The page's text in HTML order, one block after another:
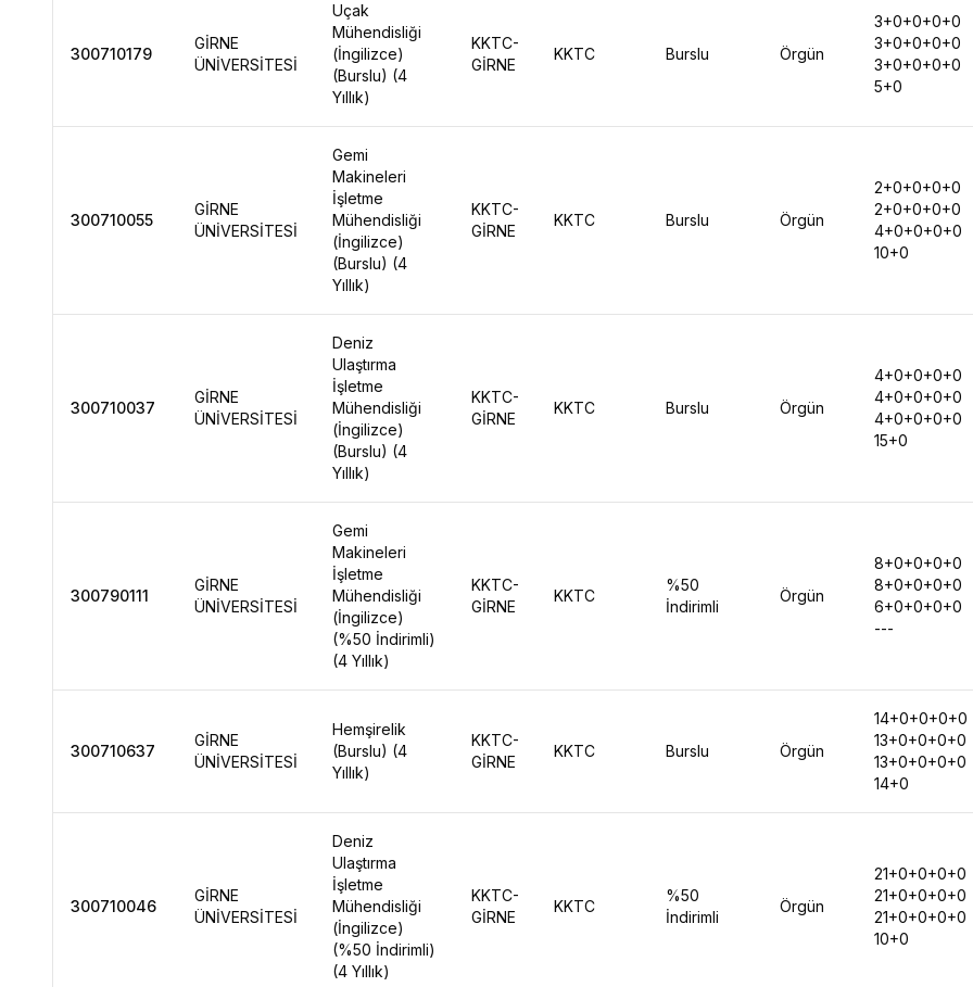
300710179
GİRNE
ÜNİVERSİTESİ
Uçak
Mühendisliği
(İngilizce)
(Burslu) (4
Yıllık)
KKTC-
GİRNE
KKTC Burslu Örgün
3+0+0+0+0
3+0+0+0+0
3+0+0+0+0
5+0
300710055
GİRNE
ÜNİVERSİTESİ
Gemi
Makineleri
İşletme
Mühendisliği
(İngilizce)
(Burslu) (4
Yıllık)
KKTC-
GİRNE
KKTC Burslu Örgün
2+0+0+0+0
2+0+0+0+0
4+0+0+0+0
10+0
300710037
GİRNE
ÜNİVERSİTESİ
Deniz
Ulaştırma
İşletme
Mühendisliği
(İngilizce)
(Burslu) (4
Yıllık)
KKTC-
GİRNE
KKTC Burslu Örgün
4+0+0+0+0
4+0+0+0+0
4+0+0+0+0
15+0
300790111
GİRNE
ÜNİVERSİTESİ
Gemi
Makineleri
İşletme
Mühendisliği
(İngilizce)
(%50 İndirimli)
(4 Yıllık)
KKTC-
GİRNE
KKTC
%50
İndirimli
Örgün
8+0+0+0+0
8+0+0+0+0
6+0+0+0+0
---
300710637
GİRNE
ÜNİVERSİTESİ
Hemşirelik
(Burslu) (4
Yıllık)
KKTC-
GİRNE
KKTC Burslu Örgün
14+0+0+0+0
13+0+0+0+0
13+0+0+0+0
14+0
300710046
GİRNE
ÜNİVERSİTESİ
Deniz
Ulaştırma
İşletme
Mühendisliği
(İngilizce)
(%50 İndirimli)
(4 Yıllık)
KKTC-
GİRNE
KKTC
%50
İndirimli
Örgün
21+0+0+0+0
21+0+0+0+0
21+0+0+0+0
10+0